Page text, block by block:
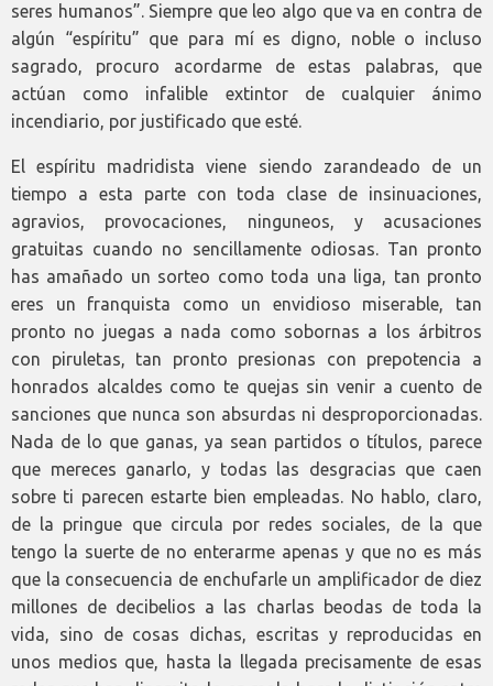
seres humanos”. Siempre que leo algo que va en contra de
algún “espíritu” que para mí es digno, noble o incluso
sagrado, procuro acordarme de estas palabras, que
actúan como infalible extintor de cualquier ánimo
incendiario, por justificado que esté.
El espíritu madridista viene siendo zarandeado de un
tiempo a esta parte con toda clase de insinuaciones,
agravios, provocaciones, ninguneos, y acusaciones
gratuitas cuando no sencillamente odiosas. Tan pronto
has amañado un sorteo como toda una liga, tan pronto
eres un franquista como un envidioso miserable, tan
pronto no juegas a nada como sobornas a los árbitros
con piruletas, tan pronto presionas con prepotencia a
honrados alcaldes como te quejas sin venir a cuento de
sanciones que nunca son absurdas ni desproporcionadas.
Nada de lo que ganas, ya sean partidos o títulos, parece
que mereces ganarlo, y todas las desgracias que caen
sobre ti parecen estarte bien empleadas. No hablo, claro,
de la pringue que circula por redes sociales, de la que
tengo la suerte de no enterarme apenas y que no es más
que la consecuencia de enchufarle un amplificador de diez
millones de decibelios a las charlas beodas de toda la
vida, sino de cosas dichas, escritas y reproducidas en
unos medios que, hasta la llegada precisamente de esas